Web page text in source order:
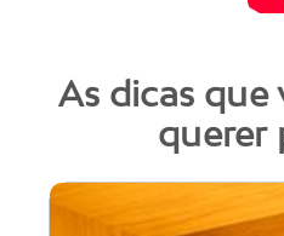
As dicas que
querer